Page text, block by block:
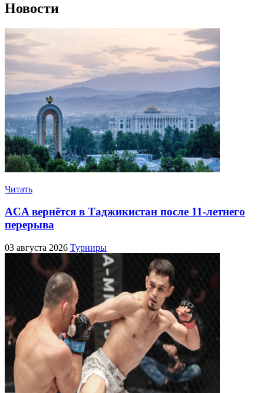
Новости
Читать
ACA вернётся в Таджикистан после 11-летнего
перерыва
03 августа 2026 Турниры